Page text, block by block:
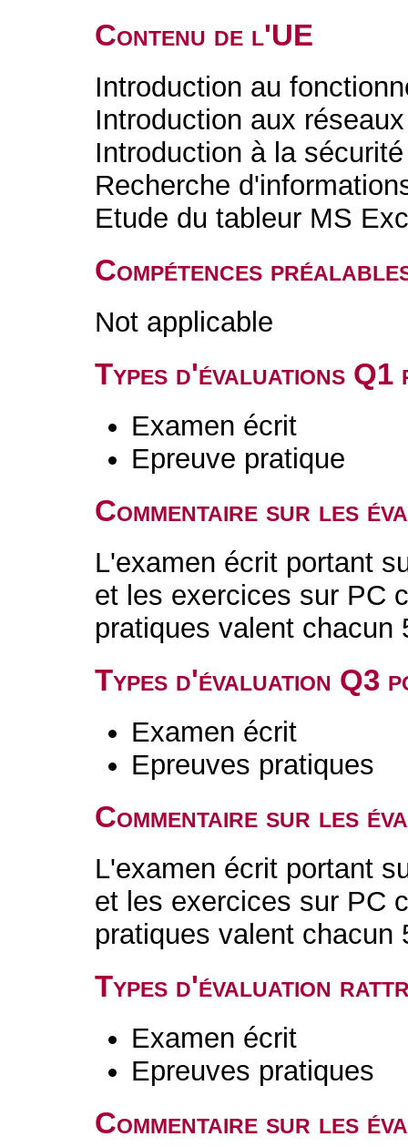
Contenu de l'UE
Introduction au
Introduction aux
Introduction à la
Recherche
Etude du tableur MS
Compétences
Not applicable
Types d'évaluations
Examen écrit
Epreuve pratique
Commentaire sur les
L'examen écrit portant
et les exercices sur PC
pratiques valent chacun
Types d'évaluation Q3
Examen écrit
Epreuves pratiques
Commentaire sur les
L'examen écrit portant
et les exercices sur PC
pratiques valent chacun
Types d'évaluation
Examen écrit
Epreuves pratiques
Commentaire sur les